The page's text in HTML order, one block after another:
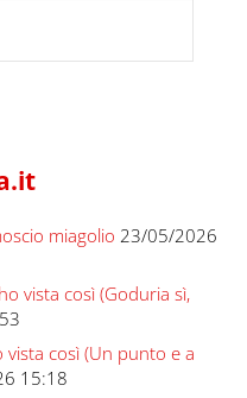
miagolio 23/05/2026
vista così (Goduria sì,
vista così (Un punto e a
15:18